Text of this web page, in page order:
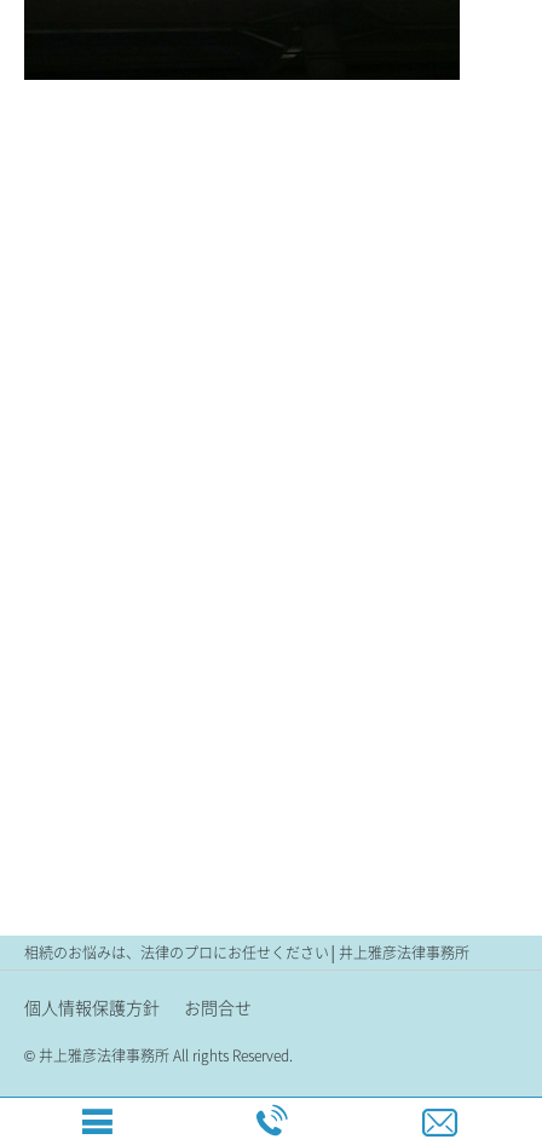
相続のお悩みは、法律のプロにお任せください│井上雅彦法律事務所
個人情報保護方針 お問合せ
© 井上雅彦法律事務所 All rights Reserved.